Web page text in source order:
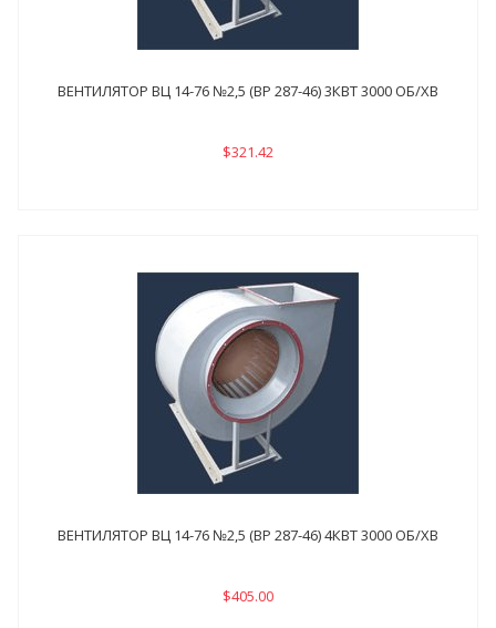
ВЕНТИЛЯТОР ВЦ 14-76 №2,5 (ВР 287-46) 3КВТ 3000 ОБ/ХВ
$321.42
ВЕНТИЛЯТОР ВЦ 14-76 №2,5 (ВР 287-46) 4КВТ 3000 ОБ/ХВ
$405.00